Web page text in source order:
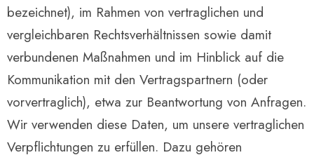
bezeichnet), im Rahmen von vertraglichen und
vergleichbaren Rechtsverhältnissen sowie damit
verbundenen Maßnahmen und im Hinblick auf die
Kommunikation mit den Vertragspartnern (oder
vorvertraglich), etwa zur Beantwortung von Anfragen.
Wir verwenden diese Daten, um unsere vertraglichen
Verpflichtungen zu erfüllen. Dazu gehören